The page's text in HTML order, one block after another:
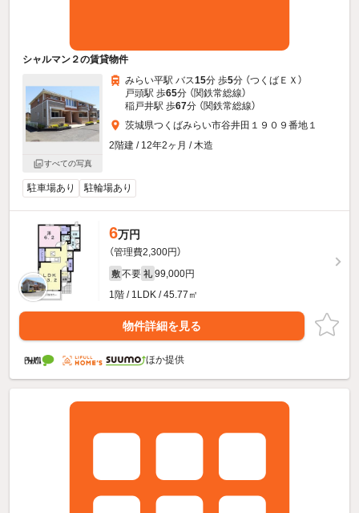
シャルマン２の賃貸物件
すべての写真
みらい平駅 バス15分 歩5分 （つくばＥＸ）
戸頭駅 歩65分 （関鉄常総線）
稲戸井駅 歩67分 （関鉄常総線）
茨城県つくばみらい市谷井田１９０９番地１
2階建 / 12年2ヶ月 / 木造
駐車場あり 駐輪場あり
6万円
（管理費2,300円）
敷 不要 礼 99,000円
1階 / 1LDK / 45.77㎡
物件詳細を見る
ほか提供